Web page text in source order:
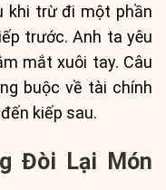
khi trừ đi một phần
trước. Anh ta yêu
mắt xuôi tay. Câu
buộc về tài chính
kiếp sau.
Đòi Lại Món